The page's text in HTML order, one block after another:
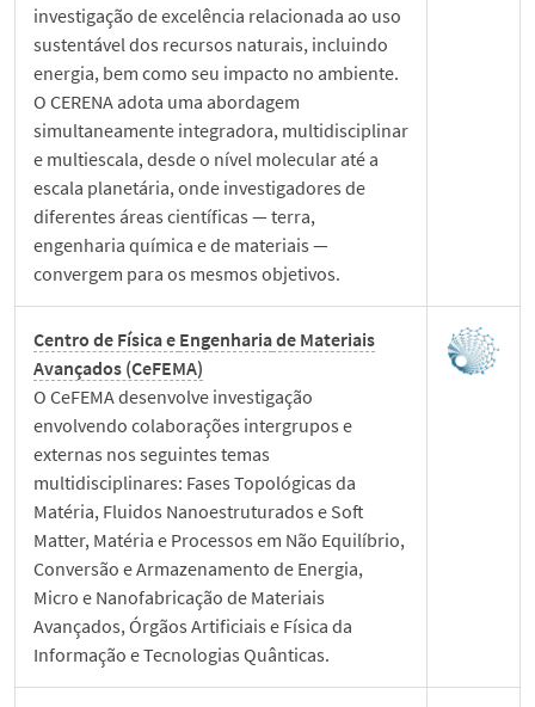
English
investigação de excelência relacionada ao uso
sustentável dos recursos naturais, incluindo
energia, bem como seu impacto no ambiente.
O CERENA adota uma abordagem
simultaneamente integradora, multidisciplinar
e multiescala, desde o nível molecular até a
escala planetária, onde investigadores de
diferentes áreas científicas — terra,
engenharia química e de materiais —
convergem para os mesmos objetivos.
Centro de Física e Engenhariade Materiais
Avançados (CeFEMA)
O CeFEMA desenvolve investigação
envolvendo colaborações intergrupos e
externas nos seguintes temas
multidisciplinares: Fases Topológicas da
Matéria, Fluidos Nanoestruturados e Soft
Matter, Matéria e Processos em Não Equilíbrio,
Conversão e Armazenamento de Energia,
Micro e Nanofabricação de Materiais
Avançados, Órgãos Artificiais e Física da
Informação e Tecnologias Quânticas.